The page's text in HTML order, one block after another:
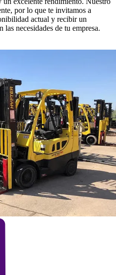
por lo que te invitamos a
actual y recibir un
las necesidades de tu empresa.